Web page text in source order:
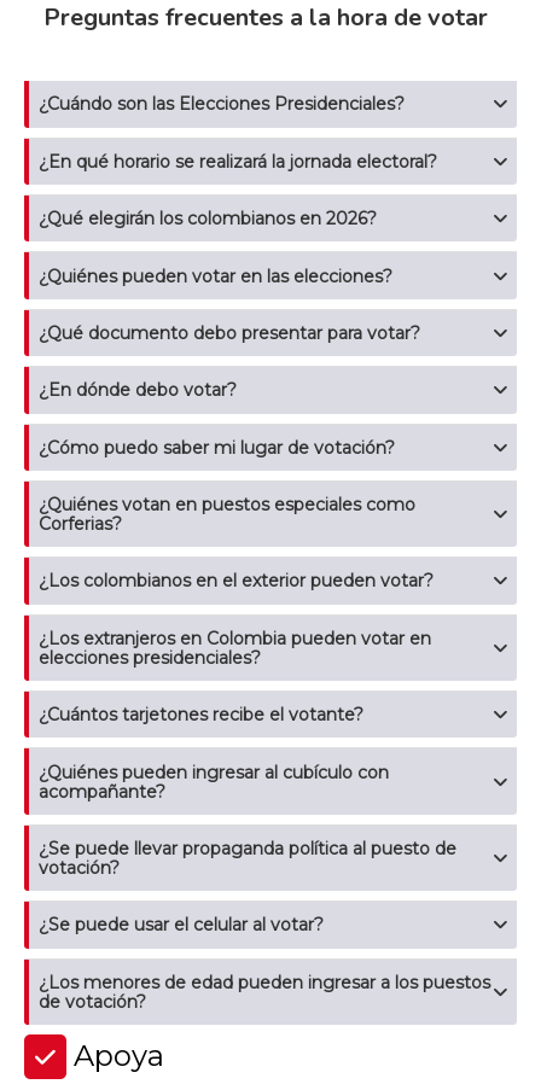
Preguntas frecuentes a la hora de votar
¿Cuándo son las Elecciones Presidenciales?
¿En qué horario se realizará la jornada electoral?
¿Qué elegirán los colombianos en 2026?
¿Quiénes pueden votar en las elecciones?
¿Qué documento debo presentar para votar?
¿En dónde debo votar?
¿Cómo puedo saber mi lugar de votación?
¿Quiénes votan en puestos especiales como
Corferias?
¿Los colombianos en el exterior pueden votar?
¿Los extranjeros en Colombia pueden votar en
elecciones presidenciales?
¿Cuántos tarjetones recibe el votante?
¿Quiénes pueden ingresar al cubículo con
acompañante?
¿Se puede llevar propaganda política al puesto de
votación?
¿Se puede usar el celular al votar?
¿Los menores de edad pueden ingresar a los puestos
de votación?
Apoya